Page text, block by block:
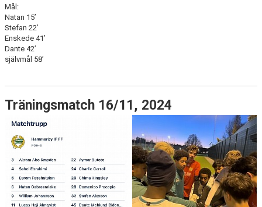
Mål:
Natan 15’
Stefan 22’
Enskede 41’
Dante 42’
självmål 58’
Träningsmatch 16/11, 2024